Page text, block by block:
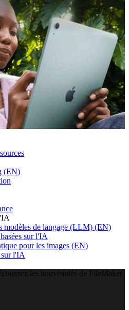
(EN)
modèles de langage (LLM) (EN)
sur l'IA
pour les images (EN)
sur l'IA
les nouveautés de FileMaker.